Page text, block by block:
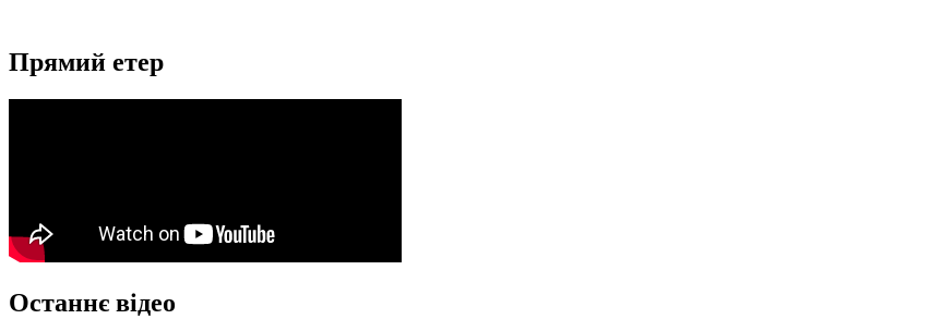
Прямий етер
Останнє відео